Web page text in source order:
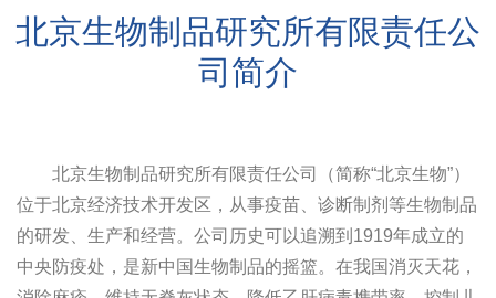
北京生物制品研究所有限责任公
司简介
北京生物制品研究所有限责任公司（简称“北京生物”）
位于北京经济技术开发区，从事疫苗、诊断制剂等生物制品
的研发、生产和经营。公司历史可以追溯到1919年成立的
中央防疫处，是新中国生物制品的摇篮。在我国消灭天花，